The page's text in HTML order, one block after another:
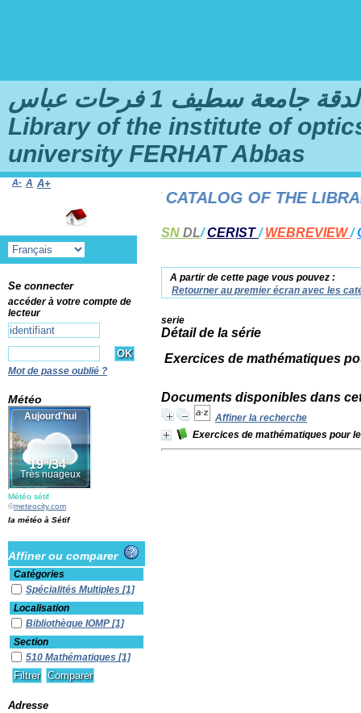
سطيف 1 فرحات عباس
Library of the institute of
university FERHAT Abbas
SN DL/CERIST/WEBREVIEW/
A partir de cette page vous pouvez :
Retourner au premier écran avec les
serie
Détail de la série
Exercices de mathématiques
Documents disponibles dans
Affiner la recherche
Exercices de mathématiques pour
TO THE ONLINE CATALOG OF THE
A- A A+
Se connecter
accéder à votre compte de
lecteur
Mot de passe oublié ?
Météo
Météo sétif
©meteocity.com
la météo à Sétif
Affiner ou comparer
Catégories
Spécialités Multiples [1]
Localisation
Bibliothèque IOMP [1]
Section
510 Mathématiques [1]
Adresse